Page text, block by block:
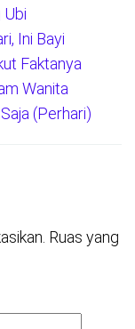
Ubi
Ini Bayi
Faktanya
Wanita
(Perhari)
Ruas yang